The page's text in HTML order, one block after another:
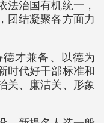
法治国有机统一，
团结凝聚各方面力
才兼备、以德为
时代好干部标准和
关、廉洁关、形象